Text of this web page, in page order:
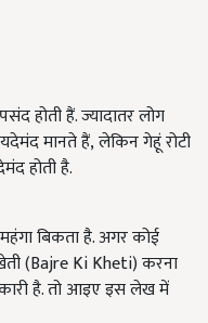
होती हैं. ज्यादातर लोग
मानते हैं, लेकिन गेहूं रोटी
होती है.
बिकता है. अगर कोई
(Bajre Ki Kheti) करना
है. तो आइए इस लेख में